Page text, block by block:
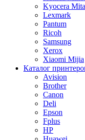
Kyocera Mita
Lexmark
Pantum
Ricoh
Samsung
Xerox
Xiaomi Mijia
Каталог
Avision
Brother
Canon
Deli
Epson
Fplus
HP